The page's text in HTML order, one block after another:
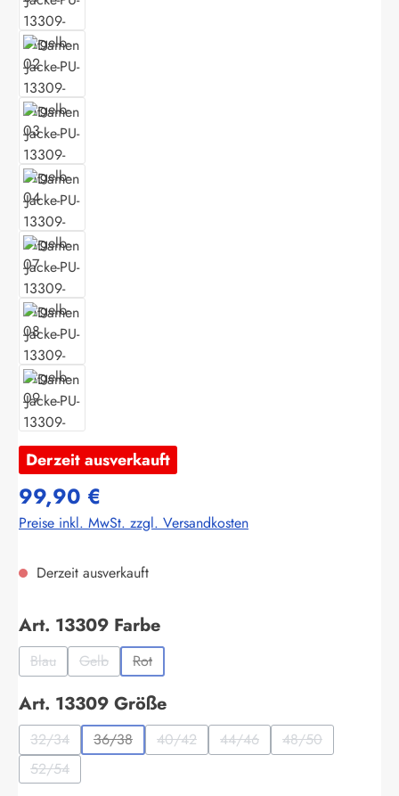
Derzeit ausverkauft
99,90 €
Preise inkl. MwSt. zzgl. Versandkosten
Derzeit ausverkauft
Art. 13309 Farbeauswählen
Blau
(Diese Option ist zurzeit nicht verfügbar.)
Gelb
(Diese Option ist zurzeit nicht verfügbar.)
Rot
(Diese Option ist zurzeit nicht verfügbar.)
Art. 13309 Größeauswählen
32/34
(Diese Option ist zurzeit nicht verfügbar.)
36/38
(Diese Option ist zurzeit nicht verfügbar.)
40/42
(Diese Option ist zurzeit nicht verfügbar.)
44/46
(Diese Option ist zurzeit nicht
48/50
(Diese Option ist
52/54
(Diese Option ist zurzeit nicht verfügbar.)